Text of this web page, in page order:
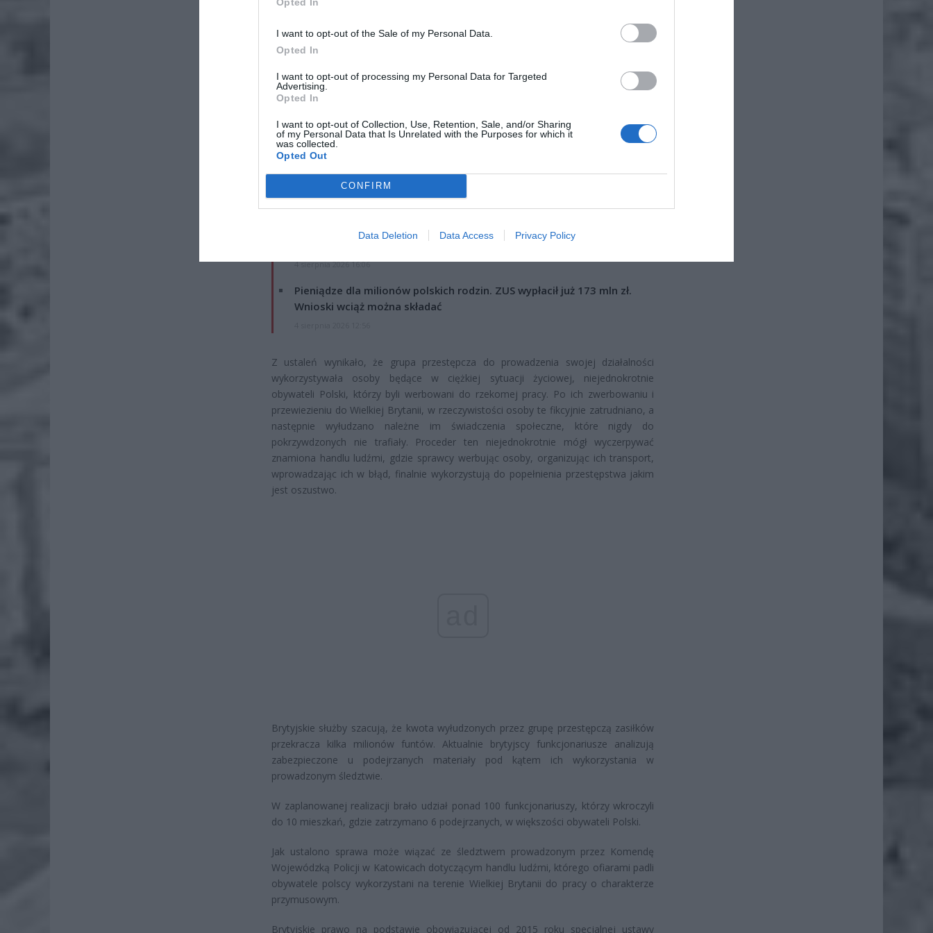
I want to opt-out of the Sale of my Personal Data.
Opted In
I want to opt-out of processing my Personal Data for Targeted
Advertising.
Opted In
I want to opt-out of Collection, Use, Retention, Sale, and/or Sharing
of my Personal Data that Is Unrelated with the Purposes for which it
was collected.
Opted Out
CONFIRM
Data Deletion Data Access Privacy Policy
ad
ZOBACZ RÓWNIEŻ:
Lidl przecenił hit do kuchni. Air fryer tańszy aż o 150 zł, a to dopiero
4 sierpnia 2026 16:06
Pieniądze dla milionów polskich rodzin. ZUS wypłacił już 173 mln zł.
Wnioski wciąż można składać
Z ustaleń wynikało, że grupa przestępcza do prowadzenia swojej działalności
wykorzystywała osoby będące w ciężkiej sytuacji życiowej, niejednokrotnie
obywateli Polski, którzy byli werbowani do rzekomej pracy. Po ich zwerbowaniu i
przewiezieniu do Wielkiej Brytanii, w rzeczywistości osoby te fikcyjnie zatrudniano, a
następnie wyłudzano należne im świadczenia społeczne, które nigdy do
pokrzywdzonych nie trafiały. Proceder ten niejednokrotnie mógł wyczerpywać
znamiona handlu ludźmi, gdzie sprawcy werbując osoby, organizując ich transport,
wprowadzając ich w błąd, finalnie wykorzystują do popełnienia przestępstwa jakim
jest oszustwo.
Brytyjskie służby szacują, że kwota wyłudzonych przez grupę przestępczą zasiłków
przekracza kilka milionów funtów. Aktualnie brytyjscy funkcjonariusze analizują
zabezpieczone u podejrzanych materiały pod kątem ich wykorzystania w
prowadzonym śledztwie.
W zaplanowanej realizacji brało udział ponad 100 funkcjonariuszy, którzy wkroczyli
do 10 mieszkań, gdzie zatrzymano 6 podejrzanych, w większości obywateli Polski.
Jak ustalono sprawa może wiązać ze śledztwem prowadzonym przez Komendę
Wojewódzką Policji w Katowicach dotyczącym handlu ludźmi, którego ofiarami padli
obywatele polscy wykorzystani na terenie Wielkiej Brytanii do pracy o charakterze
przymusowym.
Brytyjskie prawo na podstawie obowiązującej od 2015 roku specjalnej ustawy